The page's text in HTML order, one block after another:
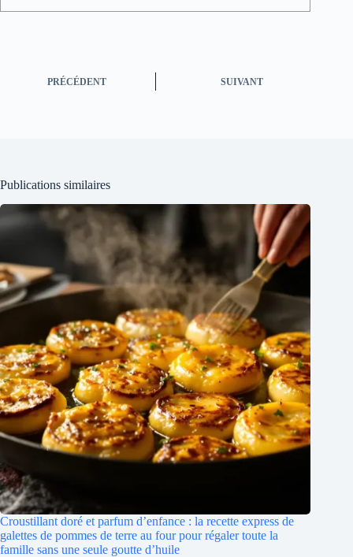
PRÉCÉDENT SUIVANT
Publications similaires
Croustillant doré et parfum d’enfance : la recette express de
galettes de pommes de terre au four pour régaler toute la
famille sans une seule goutte d’huile